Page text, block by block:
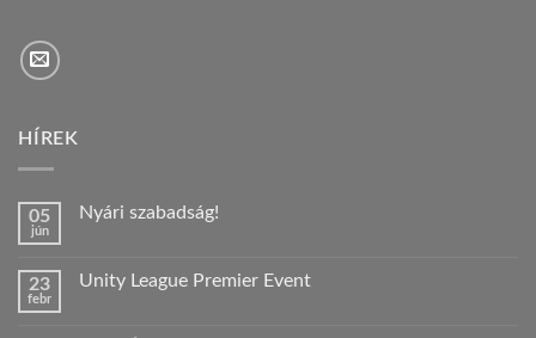
HÍREK
05
jún
Nyári szabadság!
Nyári
23
febr
Unity League Premier Event